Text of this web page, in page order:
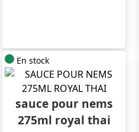
En stock
sauce pour nems
275ml royal thai